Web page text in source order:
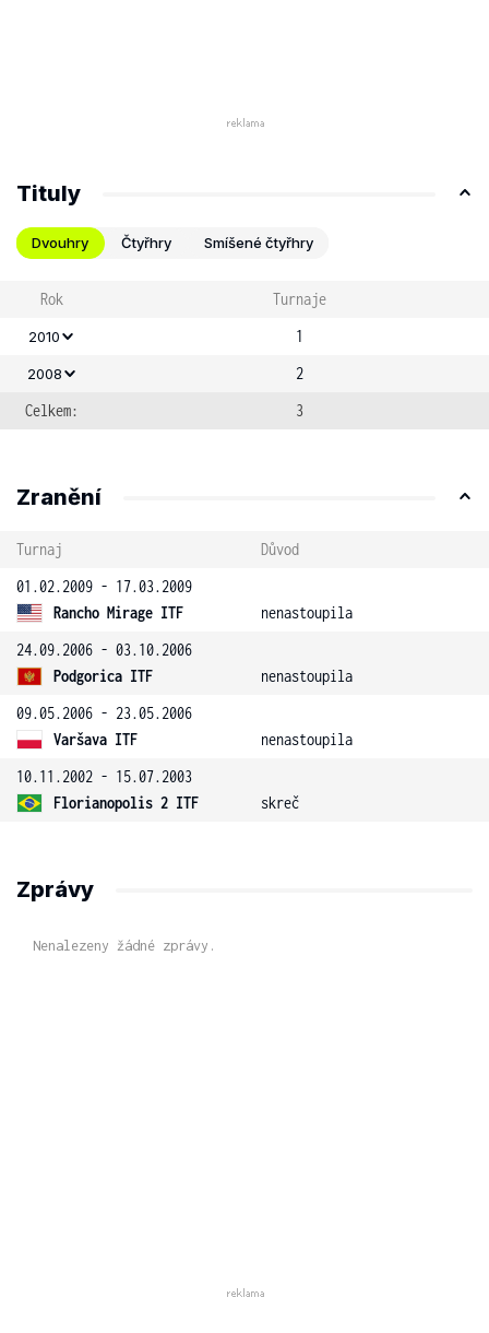
Tituly
Dvouhry Čtyřhry Smíšené čtyřhry
Rok Turnaje
2010 1
2008
2
Celkem:
3
Zranění
Turnaj
Důvod
01.02.2009 - 17.03.2009
Rancho Mirage ITF
nenastoupila
24.09.2006 - 03.10.2006
Podgorica ITF
nenastoupila
09.05.2006 - 23.05.2006
Varšava ITF
nenastoupila
10.11.2002 - 15.07.2003
Florianopolis 2 ITF
skreč
Zprávy
Nenalezeny žádné zprávy.